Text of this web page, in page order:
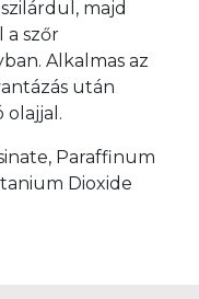
majd
szőr
Alkalmas az
után
Paraffinum
Dioxide